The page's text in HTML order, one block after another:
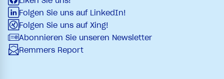
Folgen Sie uns auf LinkedIn!
Folgen Sie uns auf Xing!
Abonnieren Sie unseren Newsletter
Remmers Report